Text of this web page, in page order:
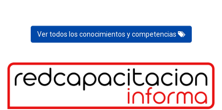
Ver todos los conocimientos y competencias